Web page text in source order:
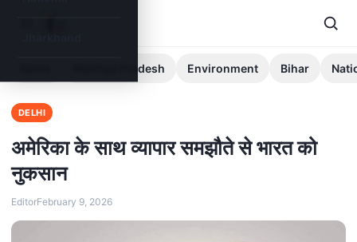
Madhya Pradesh Environment Bihar
DELHI
अमेरिका के साथ व्यापार समझौते से भारत को
नुकसान
EditorFebruary 9, 2026